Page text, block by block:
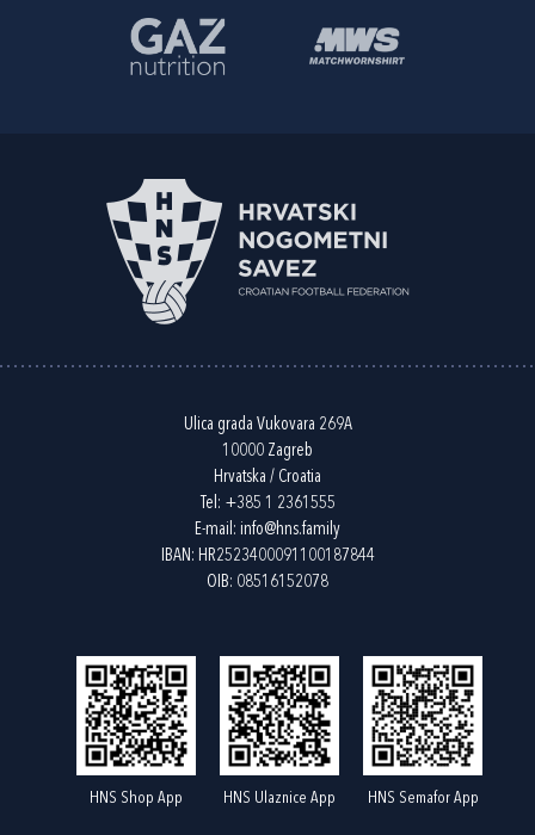
Ulica grada Vukovara 269A
10000 Zagreb
Hrvatska / Croatia
Tel: +385 1 2361555
E-mail: info@hns.family
IBAN: HR2523400091100187844
OIB: 08516152078
HNS Shop App HNS Ulaznice App HNS Semafor App